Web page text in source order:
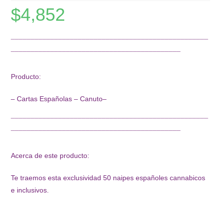
$4,852
¯¯¯¯¯¯¯¯¯¯¯¯¯¯¯¯¯¯¯¯¯¯¯¯¯¯¯¯¯¯¯¯¯¯¯¯¯¯¯¯¯¯¯¯¯¯¯¯¯¯
¯¯¯¯¯¯¯¯¯¯¯¯¯¯¯¯¯¯¯¯¯¯¯¯¯¯¯¯¯¯¯¯¯¯¯¯¯¯¯¯¯¯¯
Producto:
– Cartas Españolas – Canuto–
¯¯¯¯¯¯¯¯¯¯¯¯¯¯¯¯¯¯¯¯¯¯¯¯¯¯¯¯¯¯¯¯¯¯¯¯¯¯¯¯¯¯¯¯¯¯¯¯¯¯
¯¯¯¯¯¯¯¯¯¯¯¯¯¯¯¯¯¯¯¯¯¯¯¯¯¯¯¯¯¯¯¯¯¯¯¯¯¯¯¯¯¯¯
Acerca de este producto:
Te traemos esta exclusividad 50 naipes españoles cannabicos
e inclusivos.